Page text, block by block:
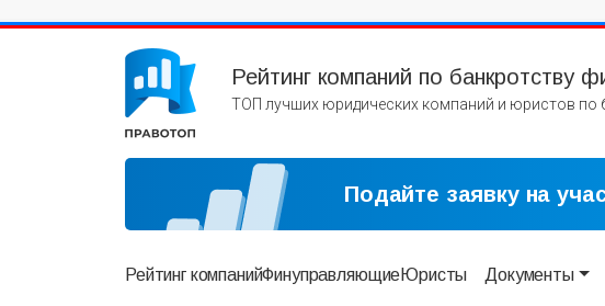
Рейтинг компаний по банкротству
ТОП лучших юридических компаний и юристов по
Подайте заявку на
Рейтинг компанийФинуправляющиеЮристы Документы